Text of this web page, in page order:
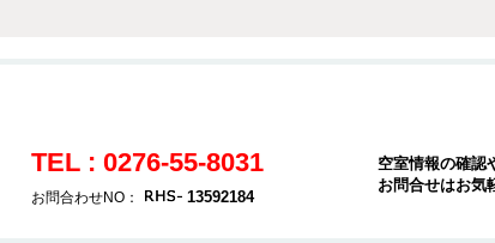
TEL : 0276-55-8031
お問合わせNO： 13592184
空室情報の確認
お問合せはお気